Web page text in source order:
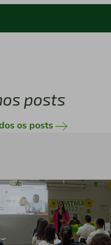
posts
os posts